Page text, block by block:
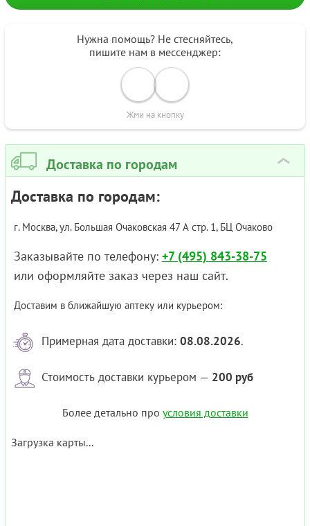
Нужна помощь? Не стесняйтесь,
пишите нам в мессенджер:
Жми на кнопку
Доставка по городам ›
Доставка по городам:
г. Москва, ул. Большая Очаковская 47 А стр. 1, БЦ Очаково
Заказывайте по телефону: +7 (495) 843-38-75
или оформляйте заказ через наш сайт.
Доставим в ближайшую аптеку или курьером:
Примерная дата доставки: 08.08.2026.
Стоимость доставки курьером — 200 руб
Более детально про условия доставки
Загрузка карты...